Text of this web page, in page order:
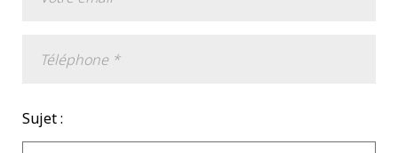
Sujet :